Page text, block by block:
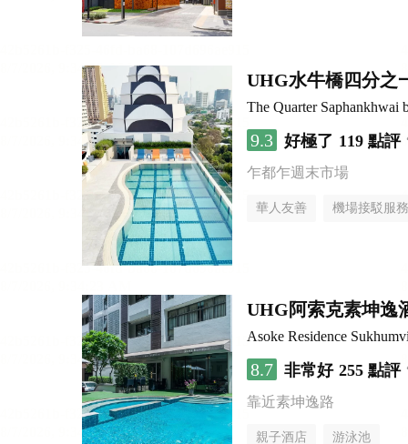
UHG水牛橋四分之
The Quarter Saphankhwai
9.3 好極了 119 點評
乍都乍週末市場
華人友善 機場接駁服務
UHG阿索克素坤逸
Asoke Residence
8.7 非常好 255 點評
靠近素坤逸路
親子酒店 游泳池